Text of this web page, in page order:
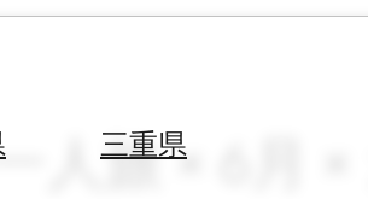
三重県
人旅 × 6月